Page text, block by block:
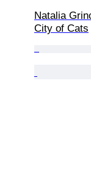
Natalia
City of Cats